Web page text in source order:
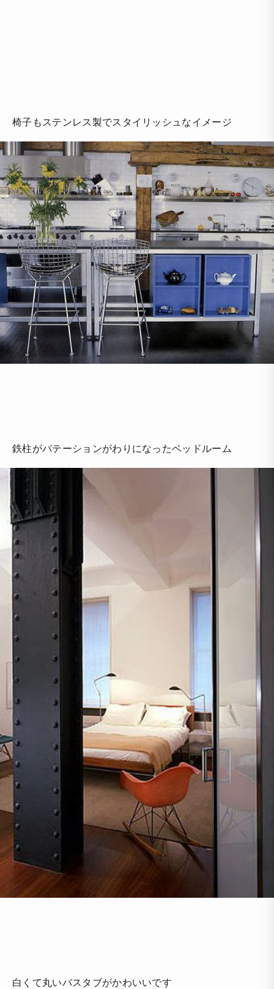
椅子もステンレス製でスタイリッシュなイメージ
鉄柱がパテーションがわりになったベッドルーム
白くて丸いバスタブがかわいいです